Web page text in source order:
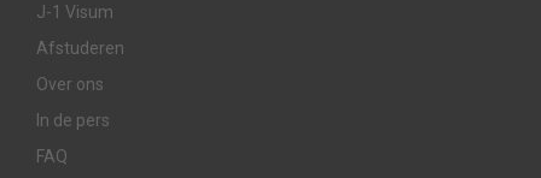
J-1 Visum
Afstuderen
Over ons
In de pers
FAQ